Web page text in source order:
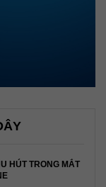
HÚT TRONG MẮT